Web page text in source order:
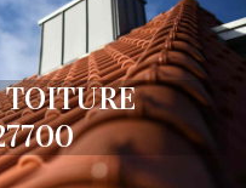
TOITURE